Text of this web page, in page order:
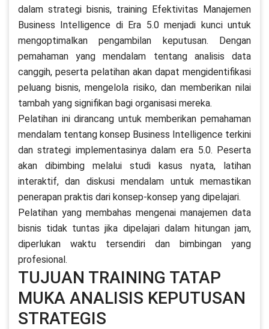
dalam strategi bisnis, training Efektivitas Manajemen
Business Intelligence di Era 5.0 menjadi kunci untuk
mengoptimalkan pengambilan keputusan. Dengan
pemahaman yang mendalam tentang analisis data
canggih, peserta pelatihan akan dapat mengidentifikasi
peluang bisnis, mengelola risiko, dan memberikan nilai
tambah yang signifikan bagi organisasi mereka.
Pelatihan ini dirancang untuk memberikan pemahaman
mendalam tentang konsep Business Intelligence terkini
dan strategi implementasinya dalam era 5.0. Peserta
akan dibimbing melalui studi kasus nyata, latihan
interaktif, dan diskusi mendalam untuk memastikan
penerapan praktis dari konsep-konsep yang dipelajari.
Pelatihan yang membahas mengenai manajemen data
bisnis tidak tuntas jika dipelajari dalam hitungan jam,
diperlukan waktu tersendiri dan bimbingan yang
profesional.
TUJUAN TRAINING TATAP
MUKA ANALISIS KEPUTUSAN
STRATEGIS